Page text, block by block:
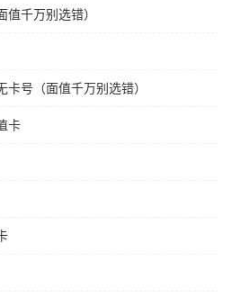
千万别选错）
号（面值千万别选错）
卡